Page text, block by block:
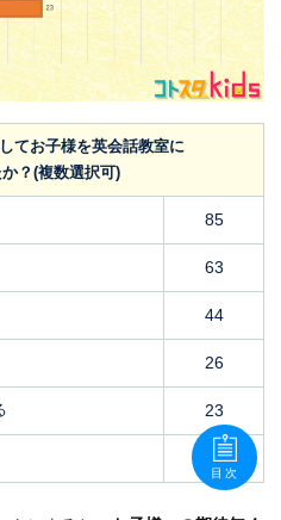
てお子様を英会話教室に
？(複数選択可)
85
63
44
26
23
0
目次